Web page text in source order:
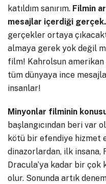
katıldım sanırım. Filmin
mesajlar içerdiği gerçek.
gerçekler ortaya
almaya gerek yok değil
film! Kahrolsun
tüm dünyaya ince
insanlar!
Minyonlar filminin
başlangıcından beri var
kötü bir efendiye hizmet
dinazorlardan, ilk insana,
Dracula’ya kadar bir çok
olur. Sonunda artık